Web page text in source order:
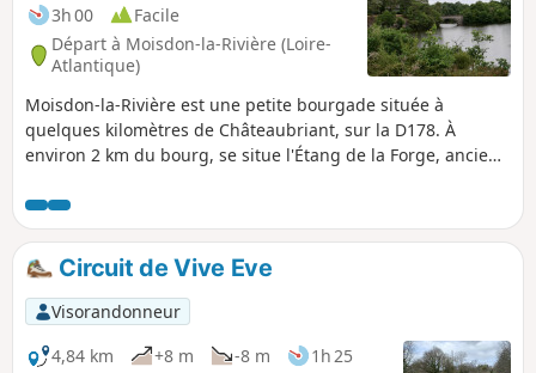
3h 00
Facile
Départ à Moisdon-la-Rivière (Loire-
Atlantique)
Moisdon-la-Rivière est une petite bourgade située à
quelques kilomètres de Châteaubriant, sur la D178. À
environ 2 km du bourg, se situe l'Étang de la Forge, ancien
restauration, et un bel étang entouré de rochers schisteux.
Le parcours autour de ce site est très agréable et ouvert à
tous d'avril à septembre (voir les dates précises chaque
année). L'étang est alimenté par la Rivière le Don. Le circuit
se déroule entre étang et rivière, de façon très agréable.
Circuit de Vive Eve
Visorandonneur
4,84 km
+8 m -8 m
1h 25